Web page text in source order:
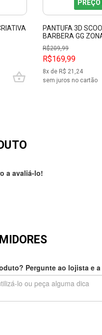
PANTUFA 3D
BARBERA GG
R$209,99
R$169,99
8x de R$ 21,24
sem juros no cartão
a avaliá-lo!
Pergunte ao lojista e